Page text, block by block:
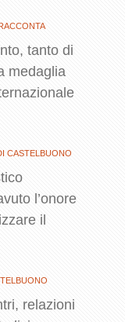
tanto di
medaglia
CASTELBUONO
l’onore
il
relazioni